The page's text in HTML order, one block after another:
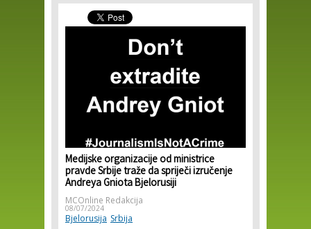
Medijske organizacije od ministrice
pravde Srbije traže da spriječi izručenje
Andreya Gniota Bjelorusiji
MCOnline Redakcija
08/07/2024
Bjelorusija Srbija